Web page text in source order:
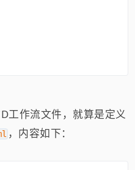
工作流文件，就算是定义
，内容如下：